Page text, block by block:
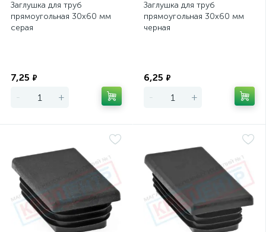
Заглушка для труб
прямоугольная 30х60 мм
серая
7,25 ₽
- +
Заглушка для труб
прямоугольная 30х60 мм
черная
6,25 ₽
- +